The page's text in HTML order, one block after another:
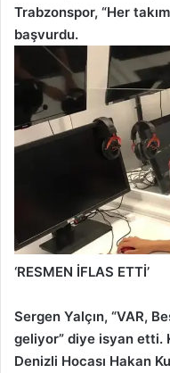
Trabzonspor, “Her
başvurdu.
‘RESMEN İFLAS ETTİ’
Sergen Yalçın, “VAR,
geliyor” diye isyan etti.
Denizli Hocası Hakan